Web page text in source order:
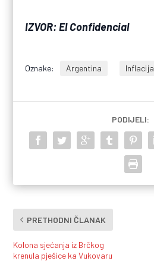
IZVOR: El Confidencial
Oznake: Argentina Inflacija
PODIJELI:
PRETHODNI ČLANAK
Kolona sjećanja iz Brčkog
krenula pješice ka Vukovaru